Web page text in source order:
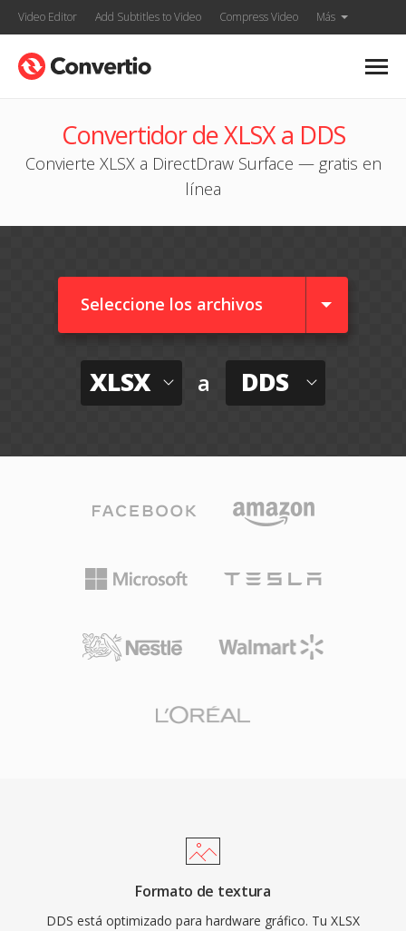
Video Editor Add Subtitles to Video Compress Video Más
Convertidor de XLSX a DDS
Convierte XLSX a DirectDraw Surface — gratis en
línea
Seleccione los archivos
XLSX a DDS
Formato de textura
DDS está optimizado para hardware gráfico. Tu XLSX